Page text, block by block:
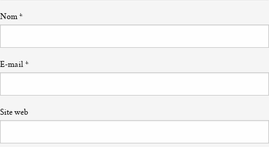
Nom *
E-mail *
Site web